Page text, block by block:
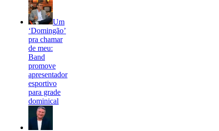
Um
‘Domingão’
pra chamar
de meu:
Band
promove
apresentador
esportivo
para grade
dominical